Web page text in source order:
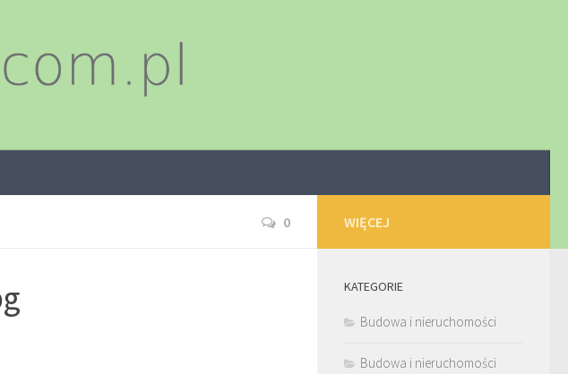
0 WIĘCEJ
KATEGORIE
Budowa i nieruchomości
Budowa i nieruchomości